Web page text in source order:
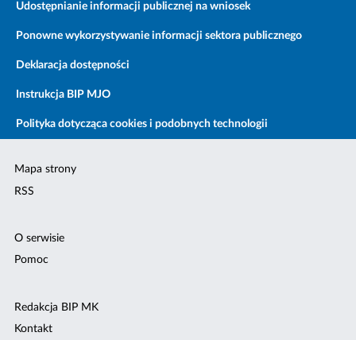
Udostępnianie informacji publicznej na wniosek
Ponowne wykorzystywanie informacji sektora publicznego
Deklaracja dostępności
Instrukcja BIP MJO
Polityka dotycząca cookies i podobnych technologii
Mapa strony
RSS
O serwisie
Pomoc
Redakcja BIP MK
Kontakt